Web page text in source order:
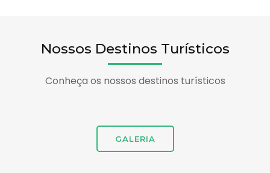
Nossos Destinos Turísticos
Conheça os nossos destinos turísticos
GALERIA